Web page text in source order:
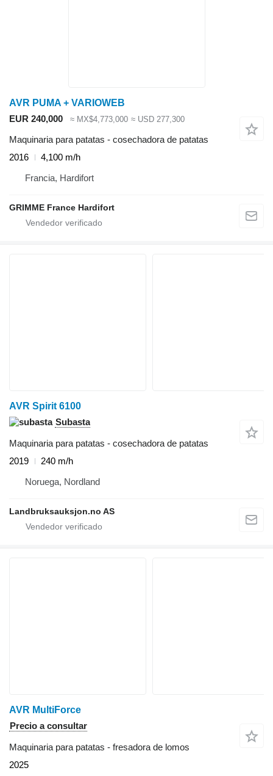
AVR PUMA + VARIOWEB
EUR 240,000
≈ MX$4,773,000 ≈ USD 277,300
Maquinaria para patatas - cosechadora de patatas
2016
4,100 m/h
Francia, Hardifort
GRIMME France Hardifort
AVR Spirit 6100
Subasta
Maquinaria para patatas - cosechadora de patatas
2019
240 m/h
Noruega, Nordland
Landbruksauksjon.no AS
AVR MultiForce
Precio a consultar
Maquinaria para patatas - fresadora de lomos
2025